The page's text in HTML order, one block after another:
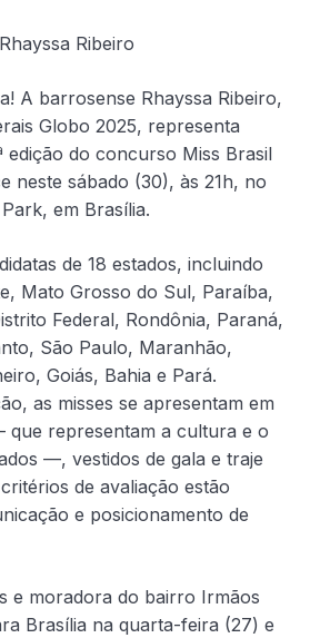
Ribeiro
A barrosense Rhayssa Ribeiro,
Globo 2025, representa
edição do concurso Miss Brasil
neste sábado (30), às 21h, no
em Brasília.
de 18 estados, incluindo
Mato Grosso do Sul, Paraíba,
Federal, Rondônia, Paraná,
São Paulo, Maranhão,
Goiás, Bahia e Pará.
as misses se apresentam em
que representam a cultura e o
—, vestidos de gala e traje
de avaliação estão
e posicionamento de
e moradora do bairro Irmãos
Brasília na quarta-feira (27) e